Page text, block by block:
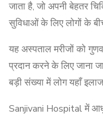
जाता है, जो अपनी बेहतर
सुविधाओं के लिए लोगों के
यह अस्पताल मरीजों को
प्रदान करने के लिए जाना
बड़ी संख्या में लोग यहाँ
Sanjivani Hospital में